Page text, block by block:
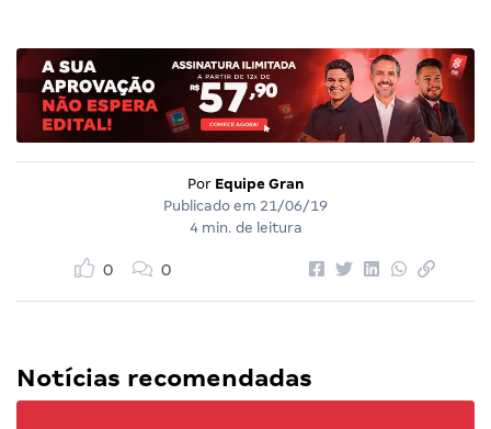
Por Equipe Gran
Publicado em 21/06/19
4 min. de leitura
0 0
Notícias recomendadas